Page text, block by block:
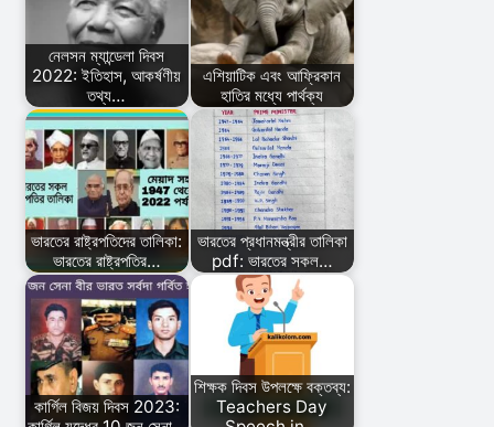
নেলসন ম্যান্ডেলা দিবস
2022: ইতিহাস, আকর্ষণীয়
তথ্য…
এশিয়াটিক এবং আফ্রিকান
হাতির মধ্যে পার্থক্য
ভারতের রাষ্ট্রপতিদের তালিকা:
ভারতের রাষ্ট্রপতির…
ভারতের প্রধানমন্ত্রীর তালিকা
pdf: ভারতের সকল…
কার্গিল বিজয় দিবস 2023:
শিক্ষক দিবস উপলক্ষে বক্তব্য:
Teachers Day